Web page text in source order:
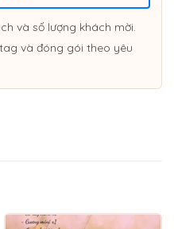
và số lượng khách mời.
và đóng gói theo yêu